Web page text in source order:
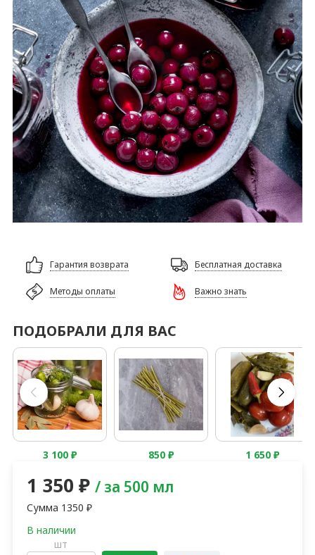
Гарантия возврата Бесплатная доставка
Методы оплаты Важно знать
ПОДОБРАЛИ ДЛЯ ВАС
3 100₽ 850₽ 1 650₽
1 350 ₽ / за 500 мл
Сумма 1350 ₽
шт